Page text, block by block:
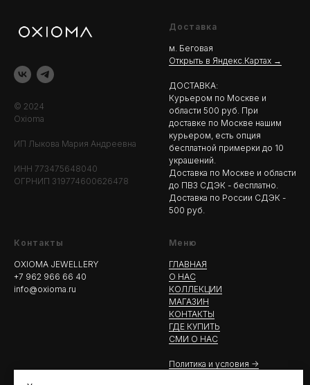
© 2024
Oxioma
ИП Лыкова Мария Андреевна
ИНН 773475648040
ОГРНИП 319774600626478
Доставка
м. Беговая
Открыть в Яндекс.Картах →
ДОСТАВКА:
Курьером по Москве и
области 500 руб. При
доставке по Москве нашим
курьером, есть опция
бесплатной примерки до 10
украшений.
Доставка по Москве и области
до ПВЗ СДЭК - бесплатно.
Доставка по России СДЭК -
500 руб.
Контакты
OXIOMA JEWELLERY
+7 962 966 66 40
info@oxioma.ru
Меню
ГЛАВНАЯ
О НАС
КОЛЛЕКЦИИ
МАГАЗИН
КОНТАКТЫ
ГДЕ КУПИТЬ
СМИ О НАС
Политика и условия ->